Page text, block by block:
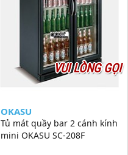
VUI LÒNG GỌI
OKASU
Tủ mát quầy bar 2 cánh kính
mini OKASU SC-208F